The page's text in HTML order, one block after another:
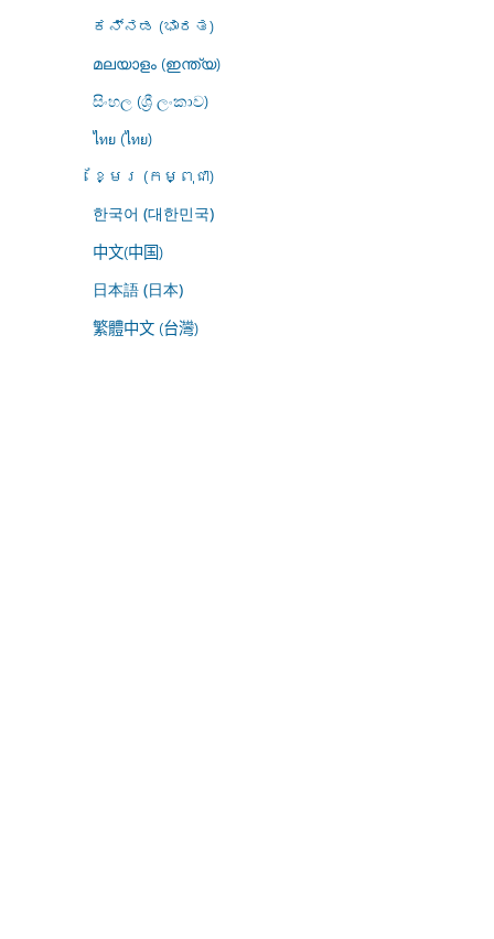
ಕನ್ನಡ (ಭಾರತ)
മലയാളം (ഇന്ത്യ)
සිංහල (ශ්‍රී ලංකාව)
ไทย (ไทย)
ខ្មែរ (កម្ពុជា)
한국어 (대한민국)
中文(中国)
日本語 (日本)
繁體中文 (台灣)